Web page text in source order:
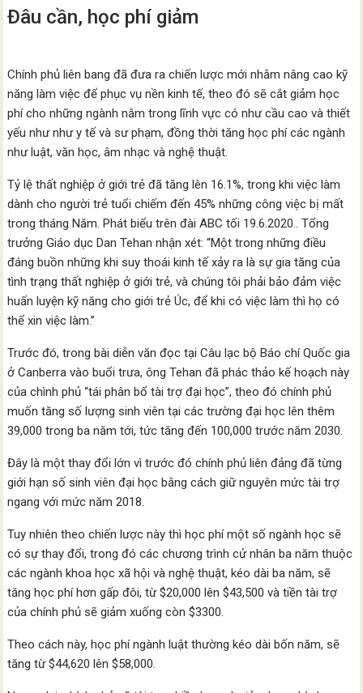
Đâu cần, học phí giảm
Chính phủ liên bang đã đưa ra chiến lược mới nhằm nâng cao kỹ
năng làm việc để phục vụ nền kinh tế, theo đó sẽ cắt giảm học
phí cho những ngành nằm trong lĩnh vực có như cầu cao và thiết
yếu như như y tế và sư phạm, đồng thời tăng học phí các ngành
như luật, văn học, âm nhạc và nghệ thuật.
Tỷ lệ thất nghiệp ở giới trẻ đã tăng lên 16.1%, trong khi việc làm
dành cho người trẻ tuổi chiếm đến 45% những công việc bị mất
trong tháng Năm. Phát biểu trên đài ABC tối 19.6.2020.. Tổng
trưởng Giáo dục Dan Tehan nhận xét: “Một trong những điều
đáng buồn những khi suy thoái kinh tế xảy ra là sự gia tăng của
tình trạng thất nghiệp ở giới trẻ, và chúng tôi phải bảo đảm việc
huấn luyện kỹ năng cho giới trẻ Úc, để khi có việc làm thì họ có
thể xin việc làm.”
Trước đó, trong bài diễn văn đọc tại Câu lạc bộ Báo chí Quốc gia
ở Canberra vào buổi trưa, ông Tehan đã phác thảo kế hoạch này
của chình phủ “tái phân bổ tài trợ đại học”, theo đó chính phủ
muốn tăng số lượng sinh viên tại các trường đại học lên thêm
39,000 trong ba năm tới, tức tăng đến 100,000 trước năm 2030.
Đây là một thay đổi lớn vì trước đó chính phủ liên đảng đã từng
giới hạn số sinh viên đại học bằng cách giữ nguyên mức tài trợ
ngang với mức năm 2018.
Tuy nhiên theo chiến lược này thì học phí một số ngành học sẽ
có sự thay đổi, trong đó các chương trình cử nhân ba năm thuộc
các ngành khoa học xã hội và nghệ thuật, kéo dài ba năm, sẽ
tăng học phí hơn gấp đôi, từ $20,000 lên $43,500 và tiền tài trợ
của chính phủ sẽ giảm xuống còn $3300.
Theo cách này, học phí ngành luật thường kéo dài bốn năm, sẽ
tăng từ $44,620 lên $58,000.